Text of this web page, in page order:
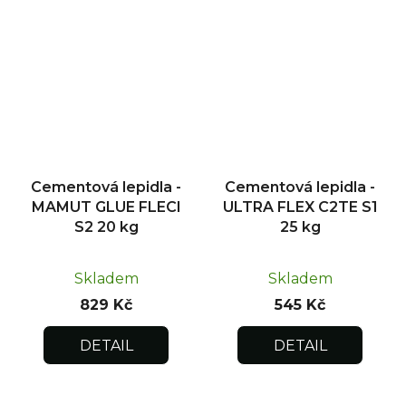
Cementová lepidla -
MAMUT GLUE FLECI
S2 20 kg
Skladem
829 Kč
DETAIL
Cementová lepidla -
ULTRA FLEX C2TE S1
25 kg
Skladem
545 Kč
DETAIL